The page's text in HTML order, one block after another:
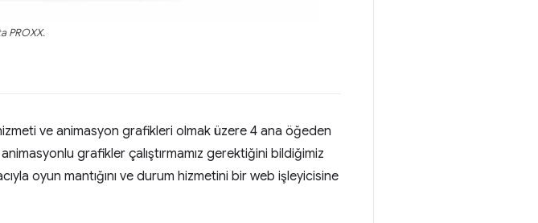
PROXX.
ve animasyon grafikleri olmak üzere 4 ana öğeden
grafikler çalıştırmamız gerektiğini bildiğimiz
oyun mantığını ve durum hizmetini bir web işleyicisine